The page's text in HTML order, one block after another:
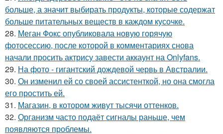
больше, а значит выбирать продукты, которые содержат
больше питательных веществ в каждом кусочке.
28. Меган Фокс опубликовала новую горячую
фотосессию, после которой в комментариях снова
начали просить актрису завести аккаунт на Onlyfans.
29. На фото - гигантский дождевой червь в Австралии.
30. Он изменил ей со своей ассистенткой, но она смогла
его простить ей.
31. Магазин, в котором живут тысячи оттенков.
32. Организм часто подаёт сигналы раньше, чем
появляются проблемы.